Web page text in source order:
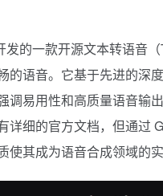
的一款开源文本转语音
的语音。它基于先进的深
调易用性和高质量语音输
详细的官方文档，但通过
使其成为语音合成领域的